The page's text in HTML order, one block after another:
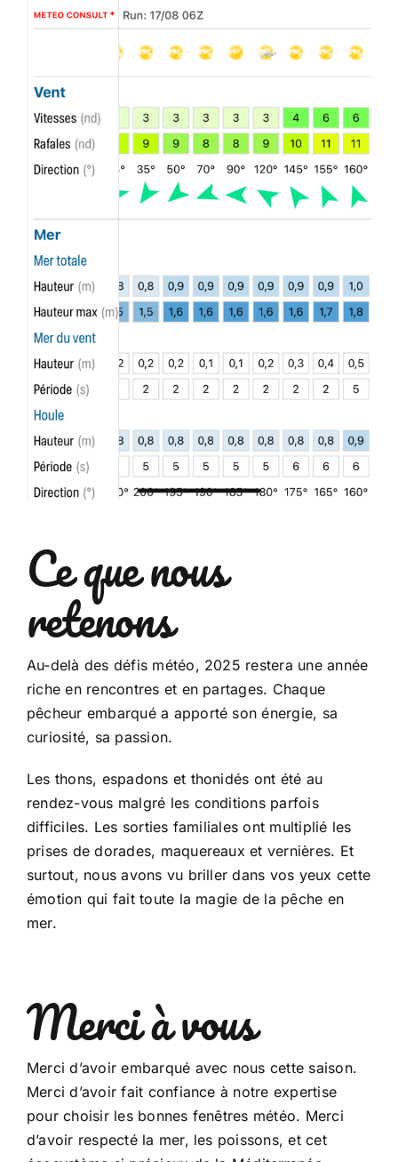
Ce que nous
retenons
Au-delà des défis météo, 2025 restera une année
riche en rencontres et en partages. Chaque
pêcheur embarqué a apporté son énergie, sa
curiosité, sa passion.
Les thons, espadons et thonidés ont été au
rendez-vous malgré les conditions parfois
difficiles. Les sorties familiales ont multiplié les
prises de dorades, maquereaux et vernières. Et
surtout, nous avons vu briller dans vos yeux cette
émotion qui fait toute la magie de la pêche en
mer.
Merci à vous
Merci d’avoir embarqué avec nous cette saison.
Merci d’avoir fait confiance à notre expertise
pour choisir les bonnes fenêtres météo. Merci
d’avoir respecté la mer, les poissons, et cet